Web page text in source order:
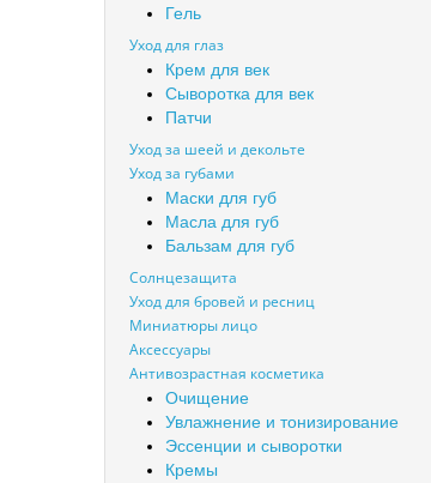
Гель
Уход для глаз
Крем для век
Сыворотка для век
Патчи
Уход за шеей и декольте
Уход за губами
Маски для губ
Масла для губ
Бальзам для губ
Солнцезащита
Уход для бровей и ресниц
Миниатюры лицо
Аксессуары
Антивозрастная косметика
Очищение
Увлажнение и тонизирование
Эссенции и сыворотки
Кремы